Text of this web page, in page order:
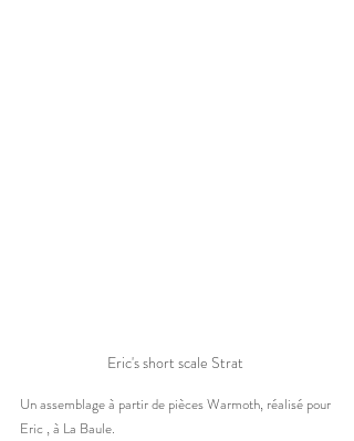
Eric's short scale Strat
Un assemblage à partir de pièces Warmoth, réalisé pour
Eric , à La Baule.